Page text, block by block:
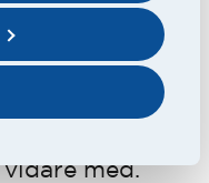
som
att Mats
vidare med.